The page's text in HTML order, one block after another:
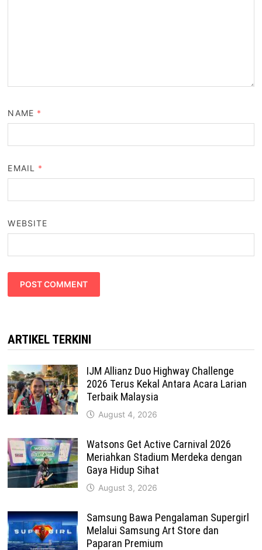
NAME *
EMAIL *
WEBSITE
ARTIKEL TERKINI
IJM Allianz Duo Highway Challenge
2026 Terus Kekal Antara Acara Larian
Terbaik Malaysia
August 4, 2026
Watsons Get Active Carnival 2026
Meriahkan Stadium Merdeka dengan
Gaya Hidup Sihat
August 3, 2026
Samsung Bawa Pengalaman Supergirl
Melalui Samsung Art Store dan
Paparan Premium